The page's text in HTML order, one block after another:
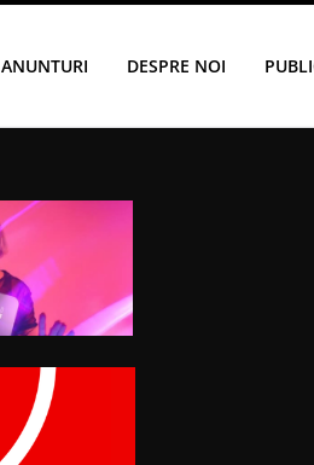
ANUNTURI DESPRE NOI